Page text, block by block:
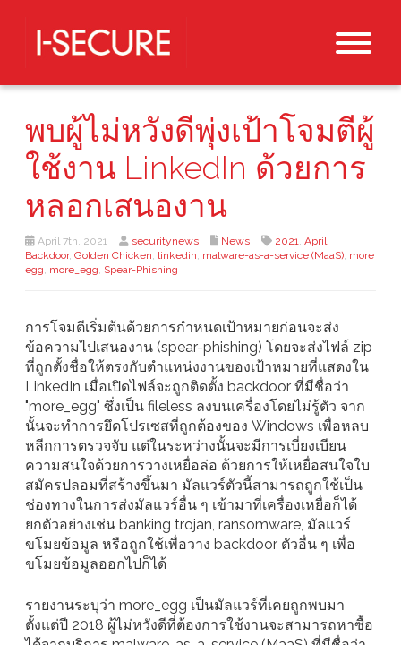
พบผู้ไม่หวังดีพุ่งเป้าโจมตีผู้
ใช้งาน LinkedIn ด้วยการ
หลอกเสนองาน
April 7th, 2021 securitynews News 2021, April,
Backdoor, Golden Chicken, linkedin, malware-as-a-service (MaaS), more
egg, more_egg, Spear-Phishing
การโจมตีเริ่มต้นด้วยการกำหนดเป้าหมายก่อนจะส่ง
ข้อความไปเสนองาน (spear-phishing) โดยจะส่งไฟล์ zip
ที่ถูกตั้งชื่อให้ตรงกับตำแหน่งงานของเป้าหมายที่แสดงใน
LinkedIn เมื่อเปิดไฟล์จะถูกติดตั้ง backdoor ที่มีชื่อว่า
"more_egg" ซึ่งเป็น fileless ลงบนเครื่องโดยไม่รู้ตัว จาก
นั้นจะทำการยึดโปรเซสที่ถูกต้องของ Windows เพื่อหลบ
หลีกการตรวจจับ แต่ในระหว่างนั้นจะมีการเบี่ยงเบียน
ความสนใจด้วยการวางเหยื่อล่อ ด้วยการให้เหยื่อสนใจใบ
สมัครปลอมที่สร้างขึ้นมา มัลแวร์ตัวนี้สามารถถูกใช้เป็น
ช่องทางในการส่งมัลแวร์อื่น ๆ เข้ามาที่เครื่องเหยื่อก็ได้
ยกตัวอย่างเช่น banking trojan, ransomware, มัลแวร์
ขโมยข้อมูล หรือถูกใช้เพื่อวาง backdoor ตัวอื่น ๆ เพื่อ
ขโมยข้อมูลออกไปก็ได้
รายงานระบุว่า more_egg เป็นมัลแวร์ที่เคยถูกพบมา
ตั้งแต่ปี 2018 ผู้ไม่หวังดีที่ต้องการใช้งานจะสามารถหาซื้อ